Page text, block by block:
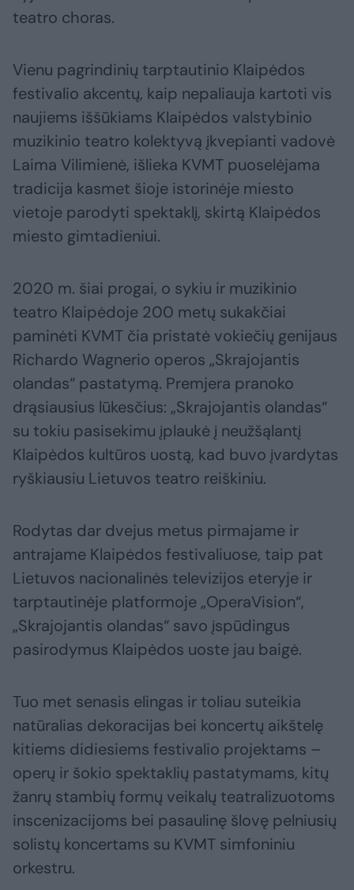
teatro choras.
Vienu pagrindinių tarptautinio Klaipėdos
festivalio akcentų, kaip nepaliauja kartoti vis
naujiems iššūkiams Klaipėdos valstybinio
muzikinio teatro kolektyvą įkvepianti vadovė
Laima Vilimienė, išlieka KVMT puoselėjama
tradicija kasmet šioje istorinėje miesto
vietoje parodyti spektaklį, skirtą Klaipėdos
miesto gimtadieniui.
2020 m. šiai progai, o sykiu ir muzikinio
teatro Klaipėdoje 200 metų sukakčiai
paminėti KVMT čia pristatė vokiečių genijaus
Richardo Wagnerio operos „Skrajojantis
olandas“ pastatymą. Premjera pranoko
drąsiausius lūkesčius: „Skrajojantis olandas“
su tokiu pasisekimu įplaukė į neužšąlantį
Klaipėdos kultūros uostą, kad buvo įvardytas
ryškiausiu Lietuvos teatro reiškiniu.
Rodytas dar dvejus metus pirmajame ir
antrajame Klaipėdos festivaliuose, taip pat
Lietuvos nacionalinės televizijos eteryje ir
tarptautinėje platformoje „OperaVision“,
„Skrajojantis olandas“ savo įspūdingus
pasirodymus Klaipėdos uoste jau baigė.
Tuo met senasis elingas ir toliau suteikia
natūralias dekoracijas bei koncertų aikštelę
kitiems didiesiems festivalio projektams –
operų ir šokio spektaklių pastatymams, kitų
žanrų stambių formų veikalų teatralizuotoms
inscenizacijoms bei pasaulinę šlovę pelniusių
solistų koncertams su KVMT simfoniniu
orkestru.